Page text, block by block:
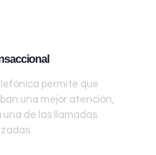
permite que
una mejor atención,
de las llamadas